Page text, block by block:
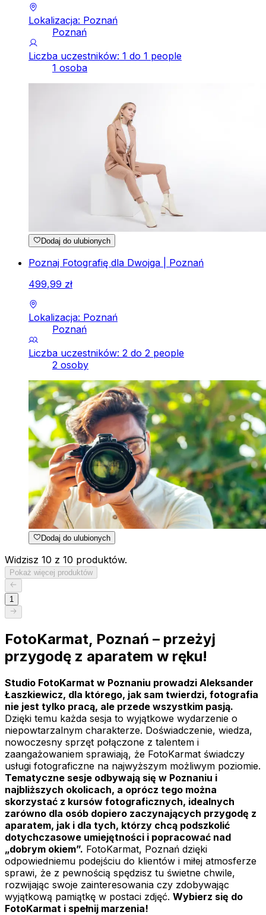
Lokalizacja: Poznań
Poznań
Liczba uczestników: 1 do 1 people
1 osoba
Dodaj do ulubionych
Poznaj Fotografię dla Dwojga | Poznań
499,99 zł
Lokalizacja: Poznań
Poznań
Liczba uczestników: 2 do 2 people
2 osoby
Dodaj do ulubionych
Widzisz 10 z 10 produktów.
Pokaż więcej produktów
1
FotoKarmat, Poznań – przeżyj
przygodę z aparatem w ręku!
Studio FotoKarmat w Poznaniu prowadzi Aleksander
Łaszkiewicz, dla którego, jak sam twierdzi, fotografia
nie jest tylko pracą, ale przede wszystkim pasją.
Dzięki temu każda sesja to wyjątkowe wydarzenie o
niepowtarzalnym charakterze. Doświadczenie, wiedza,
nowoczesny sprzęt połączone z talentem i
zaangażowaniem sprawiają, że FotoKarmat świadczy
usługi fotograficzne na najwyższym możliwym poziomie.
Tematyczne sesje odbywają się w Poznaniu i
najbliższych okolicach, a oprócz tego można
skorzystać z kursów fotograficznych, idealnych
zarówno dla osób dopiero zaczynających przygodę z
aparatem, jak i dla tych, którzy chcą podszkolić
dotychczasowe umiejętności i popracować nad
„dobrym okiem”. FotoKarmat, Poznań dzięki
odpowiedniemu podejściu do klientów i miłej atmosferze
sprawi, że z pewnością spędzisz tu świetne chwile,
rozwijając swoje zainteresowania czy zdobywając
wyjątkową pamiątkę w postaci zdjęć. Wybierz się do
FotoKarmat i spełnij marzenia!